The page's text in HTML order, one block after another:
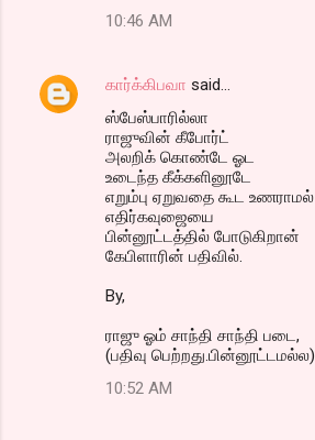
10:46 AM
கார்க்கிபவா said…
ஸ்பேஸ்பாரில்லா
ராஜுவின் கீபோர்ட்
அலறிக் கொண்டே ஓட
உடைந்த கீக்களினூடே
எறும்பு ஏறுவதை கூட உணராமல்
எதிர்கவுஜையை
பின்னூட்டத்தில் போடுகிறான்
கேபிளாரின் பதிவில்.
By,
ராஜு ஓம் சாந்தி சாந்தி படை,
(பதிவு பெற்றது.பின்னூட்டமல்ல)
10:52 AM